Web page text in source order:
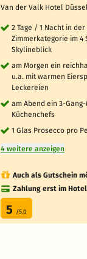
Van der Valk Hotel
2 Tage / 1 Nacht in
Zimmerkategorie im
Skylineblick
am Morgen ein
u.a. mit warmen
Leckereien
am Abend ein 3-
Küchenchefs
1 Glas Prosecco pro
4 weitere anzeigen
Auch als Gutschein
Zahlung erst im Hotel
5 /5.0